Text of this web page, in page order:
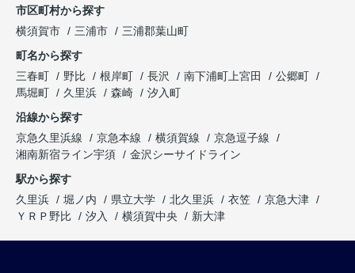
市区町村から探す
横須賀市
三浦市
三浦郡葉山町
町名から探す
三春町
野比 根岸町 長沢 南下浦町上宮田
公郷町
馬堀町
久里浜 森崎
汐入町
沿線から探す
京急久里浜線
京急本線 横須賀線
京急逗子線
湘南新宿ライン宇須
金沢シーサイドライン
駅から探す
久里浜
堀ノ内 県立大学 北久里浜 衣笠
京急大津
ＹＲＰ野比
汐入 横須賀中央 新大津